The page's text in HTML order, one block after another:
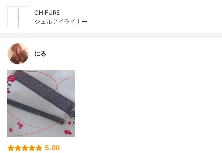
CHIFURE
ジェルアイライナー
にる
5.00